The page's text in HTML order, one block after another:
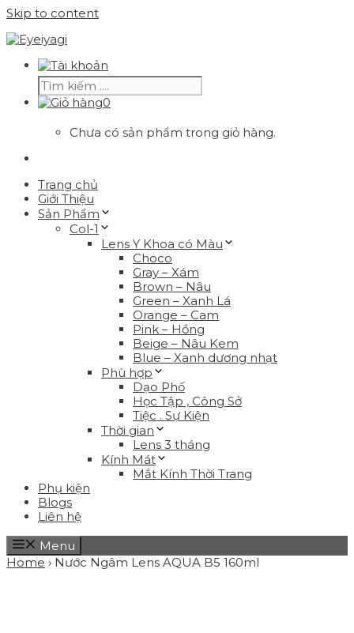
Skip to content
0
Chưa có sản phẩm trong giỏ hàng.
Trang chủ
Giới Thiệu
Sản Phẩm
Col-1
Lens Y Khoa có Màu
Choco
Gray – Xám
Brown – Nâu
Green – Xanh Lá
Orange – Cam
Pink – Hồng
Beige – Nâu Kem
Blue – Xanh dương nhạt
Phù hợp
Dạo Phố
Học Tập , Công Sở
Tiệc . Sự Kiện
Thời gian
Lens 3 tháng
Kính Mát
Mắt Kính Thời Trang
Phụ kiện
Blogs
Liên hệ
Menu
Home › Nước Ngâm Lens AQUA B5 160ml